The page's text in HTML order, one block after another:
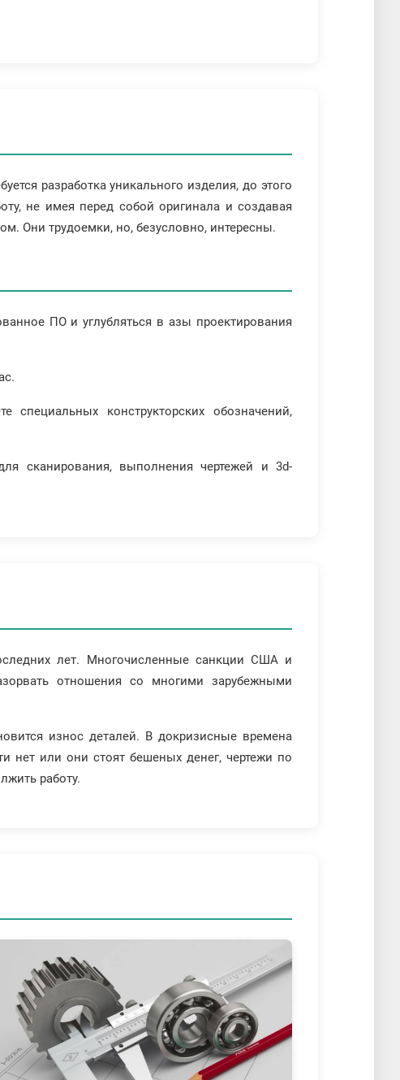
разработка уникального изделия, до этого
не имея перед собой оригинала и создавая
Они трудоемки, но, безусловно, интересны.
ПО и углубляться в азы проектирования
конструкторских обозначений,
сканирования, выполнения чертежей и 3d-
лет. Многочисленные санкции США и
отношения со многими зарубежными
износ деталей. В докризисные времена
нет или они стоят бешеных денег, чертежи по
работу.